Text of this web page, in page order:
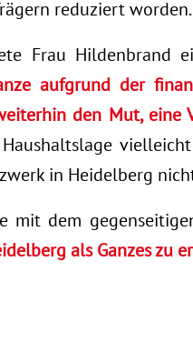
reduziert worden.
Frau Hildenbrand
aufgrund der
den Mut, eine
in Heidelberg
mit dem
als Ganzes